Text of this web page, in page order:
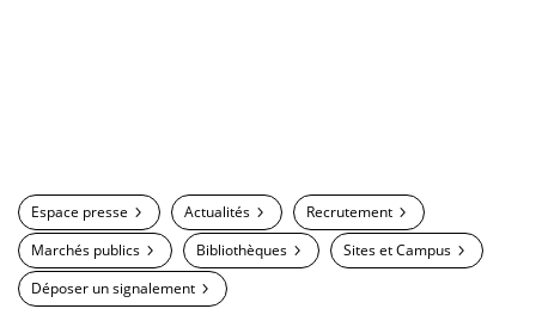
Espace presse Actualités
Recrutement
Marchés publics
Bibliothèques
Sites et Campus
Déposer un signalement